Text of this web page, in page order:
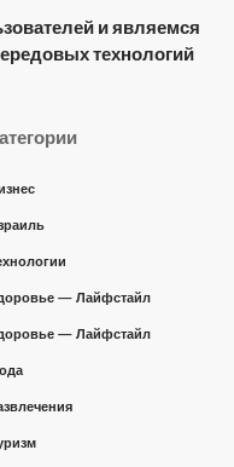
и являемся
технологий
— Лайфстайл
— Лайфстайл